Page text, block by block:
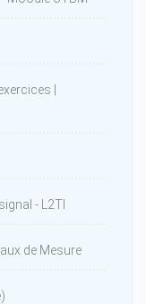
|
- L2TI
de Mesure